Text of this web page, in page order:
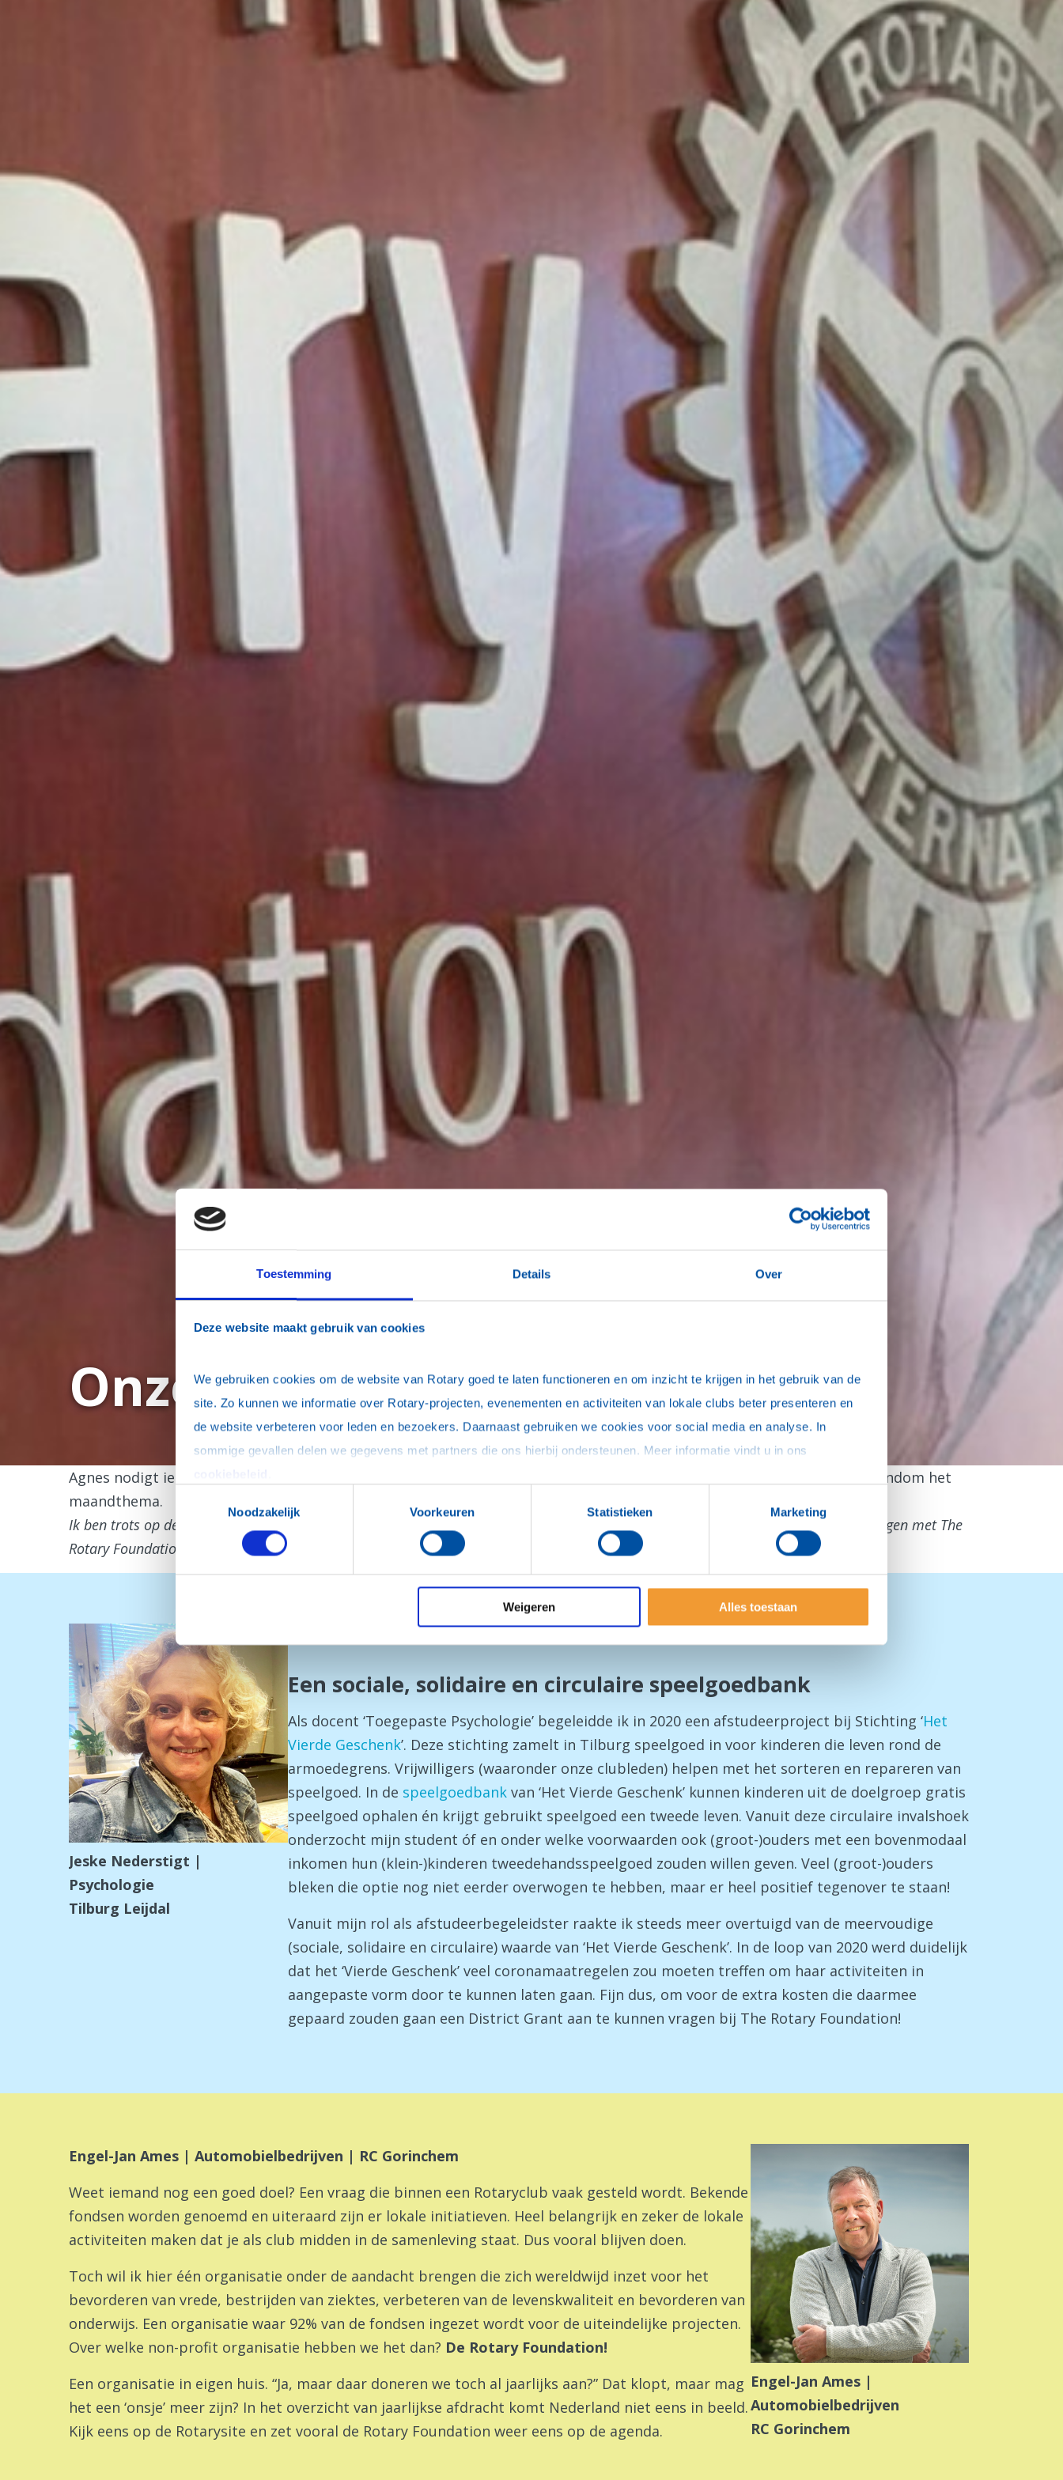
Toestemming Details Over
Deze website maakt gebruik van cookies
We gebruiken cookies om de website van Rotary goed te laten functioneren en om inzicht te krijgen in het gebruik van de
site. Zo kunnen we informatie over Rotary-projecten, evenementen en activiteiten van lokale clubs beter presenteren en
de website verbeteren voor leden en bezoekers. Daarnaast gebruiken we cookies voor social media en analyse. In
Noodzakelijk
Voorkeuren Statistieken Marketing
Weigeren Alles toestaan
Onze en jullie verhalen
Agnes nodigt iedere maand een aantal Rotarians van D1610 uit om te '
Een mooie manier om te verbinden rondom het
maandthema.
Ik ben trots op de bijdragen van Engel-Jan, Jeske, Leo, Cees-Willem, Peter, Gerwin en Chris waarin zij ons meenemen in hun ervaringen met The
Rotary Foundation.
Jeske Nederstigt |
Psychologie
Tilburg Leijdal
Een sociale, solidaire en circulaire speelgoedbank
Als docent ‘Toegepaste Psychologie’ begeleidde ik in 2020 een afstudeerproject bij Stichting ‘Het
Vierde Geschenk’. Deze stichting zamelt in Tilburg speelgoed in voor kinderen die leven rond de
armoedegrens. Vrijwilligers (waaronder onze clubleden) helpen met het sorteren en repareren van
speelgoed. In de speelgoedbankvan ‘Het Vierde Geschenk’ kunnen kinderen uit de doelgroep gratis
speelgoed ophalen én krijgt gebruikt speelgoed een tweede leven. Vanuit deze circulaire invalshoek
onderzocht mijn student óf en onder welke voorwaarden ook (groot-)ouders met een bovenmodaal
inkomen hun (klein-)kinderen tweedehandsspeelgoed zouden willen geven. Veel (groot-)ouders
bleken die optie nog niet eerder overwogen te hebben, maar er heel positief tegenover te staan!
Vanuit mijn rol als afstudeerbegeleidster raakte ik steeds meer overtuigd van de meervoudige
(sociale, solidaire en circulaire) waarde van ‘Het Vierde Geschenk’. In de loop van 2020 werd duidelijk
dat het ‘Vierde Geschenk’ veel coronamaatregelen zou moeten treffen om haar activiteiten in
aangepaste vorm door te kunnen laten gaan. Fijn dus, om voor de extra kosten die daarmee
gepaard zouden gaan een District Grant aan te kunnen vragen bij The Rotary Foundation!
Engel-Jan Ames | Automobielbedrijven | RC Gorinchem
Weet iemand nog een goed doel? Een vraag die binnen een Rotaryclub vaak gesteld wordt. Bekende
fondsen worden genoemd en uiteraard zijn er lokale initiatieven. Heel belangrijk en zeker de lokale
activiteiten maken dat je als club midden in de samenleving staat. Dus vooral blijven doen.
Toch wil ik hier één organisatie onder de aandacht brengen die zich wereldwijd inzet voor het
bevorderen van vrede, bestrijden van ziektes, verbeteren van de levenskwaliteit en bevorderen van
onderwijs. Een organisatie waar 92% van de fondsen ingezet wordt voor de uiteindelijke projecten.
Over welke non-profit organisatie hebben we het dan? De Rotary Foundation!
Een organisatie in eigen huis. “Ja, maar daar doneren we toch al jaarlijks aan?” Dat klopt, maar mag
het een ‘onsje’ meer zijn? In het overzicht van jaarlijkse afdracht komt Nederland niet eens in beeld.
Kijk eens op de Rotarysite en zet vooral de Rotary Foundation weer eens op de agenda.
Engel-Jan Ames |
Automobielbedrijven
RC Gorinchem